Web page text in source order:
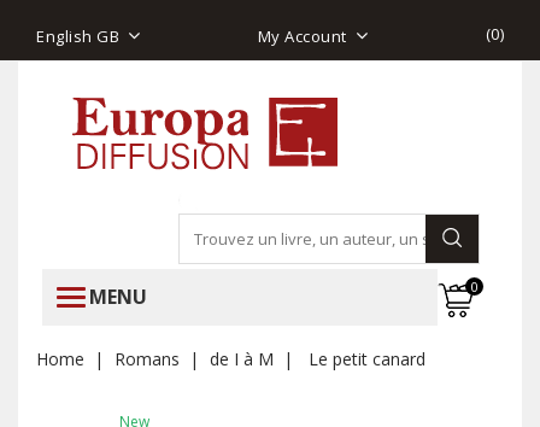
English GB My Account (0)
MENU 0
Home Romans de I à M Le petit canard
New